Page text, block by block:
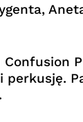
perkusję.